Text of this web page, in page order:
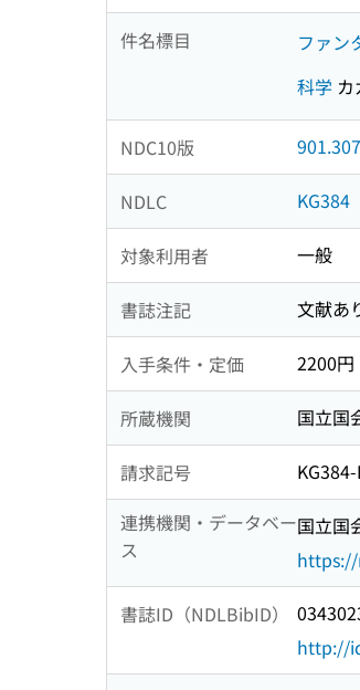
件名標目 ファン
科学 カ
NDC10版
NDLC KG384
対象利用者 一般
書誌注記 文献あ
入手条件・定価 2200円
所蔵機関 国立国
請求記号
連携機関・データベー
ス
国立国
書誌ID（NDLBibID）
http://